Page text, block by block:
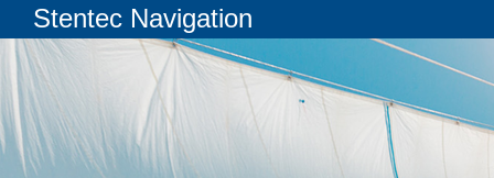
Stentec Navigation